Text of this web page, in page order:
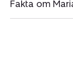
Fakta om